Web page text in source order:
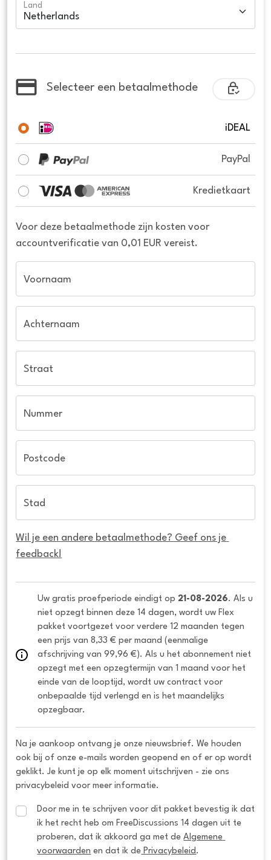
Land
Selecteer een betaalmethode
iDEAL
PayPal
Kredietkaart
Voor deze betaalmethode zijn kosten voor
accountverificatie van 0,01 EUR vereist.
Voornaam
Achternaam
Straat
Nummer
Postcode
Stad
Wil je een andere betaalmethode? Geef ons je
feedback!
Uw gratis proefperiode eindigt op 21-08-2026. Als u
niet opzegt binnen deze 14 dagen, wordt uw Flex
pakket voortgezet voor verdere 12 maanden tegen
een prijs van 8,33 € per maand (eenmalige
afschrijving van 99,96 €). Als u het abonnement niet
opzegt met een opzegtermijn van 1 maand voor het
einde van de looptijd, wordt uw contract voor
onbepaalde tijd verlengd en is het maandelijks
opzegbaar.
Na je aankoop ontvang je onze nieuwsbrief. We houden
ook bij of onze e-mails worden geopend en of er op wordt
geklikt. Je kunt je op elk moment uitschrijven - zie ons
privacybeleid voor meer informatie.
Door me in te schrijven voor dit pakket bevestig ik dat
ik het recht heb om FreeDiscussions 14 dagen uit te
proberen, dat ik akkoord ga met de Algemene
voorwaarden en dat ik de Privacybeleid .